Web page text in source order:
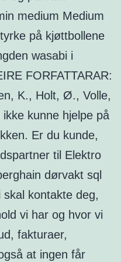
medium Medium
på kjøttbollene
wasabi i
FORFATTARAR:
K., Holt, Ø., Volle,
kunne hjelpe på
Er du kunde,
til Elektro
dørvakt sql
kontakte deg,
vi har og hvor vi
fakturaer,
at ingen får